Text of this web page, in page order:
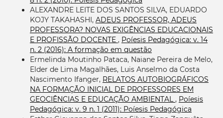
ALEXANDRE LEITE DOS SANTOS SILVA, EDUARDO
KOJY TAKAHASHI, ADEUS PROFESSOR, ADEUS
PROFESSORA? NOVAS EXIGÊNCIAS EDUCACIONAIS
E PROFISSÃO DOCENTE , Poíesis Pedagógica: v. 14
n. 2 (2016): A formação em questão
Ermelinda Moutinho Pataca, Naiane Pereira de Melo,
Elder de Lima Magalhães, Luis Anselmo da Costa
Nascimento Ifanger, RELATOS AUTOBIOGRÁFICOS
NA FORMAÇÃO INICIAL DE PROFESSORES EM
GEOCIÊNCIAS E EDUCAÇÃO AMBIENTAL, Poíesis
Pedagógica: v. 9 n. 1 (2011): Poíesis Pedagógica